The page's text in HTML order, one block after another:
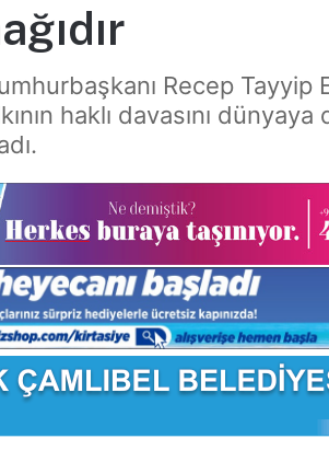
Recep Tayyip
haklı davasını dünyaya